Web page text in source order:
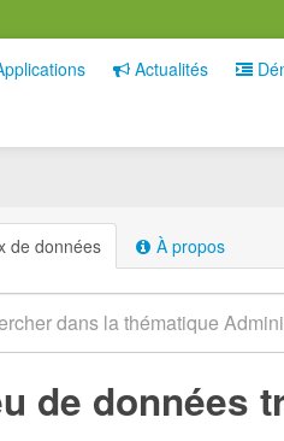
Actualités
de données À propos
de données